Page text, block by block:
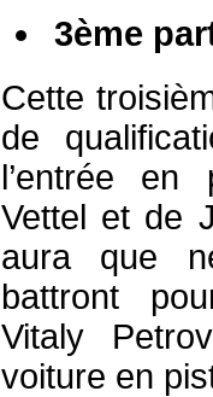
3ème
Cette
de
l’entrée en
Vettel et de
aura que
battront
Vitaly
voiture en